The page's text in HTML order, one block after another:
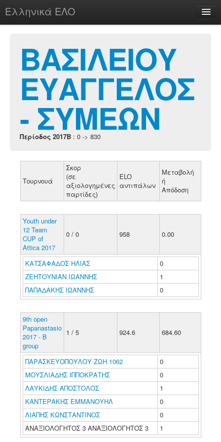
Ελληνικά ΕΛΟ
chesstu.be @ discord
Login
ΒΑΣΙΛΕΙΟΥ
ΕΥΑΓΓΕΛΟΣ
- ΣΥΜΕΩΝ
Περίοδος 2017B : 0 -> 830
Τουρνουά
Σκορ
(σε
αξιολογημένες
παρτίδες)
ELO
αντιπάλων
Μεταβολή
ή
Απόδοση
Youth under
12 Team
CUP of
Attica 2017
0 / 0 958 0.00
ΚΑΤΣΑΦΑΔΟΣ ΗΛΙΑΣ
0
ΖΕΗΤΟΥΝΙΑΝ ΙΩΑΝΝΗΣ
1
ΠΑΠΑΔΑΚΗΣ ΙΩΑΝΝΗΣ
0
9th open
Papanastasio
2017 - B
group
1 / 5 924.6 684.60
ΠΑΡΑΣΚΕΥΟΠΟΥΛΟΥ ΖΩΗ 1062
0
ΜΟΥΣΛΙΑΔΗΣ ΙΠΠΟΚΡΑΤΗΣ
0
ΛΑΥΚΙΔΗΣ ΑΠΟΣΤΟΛΟΣ
1
ΚΑΝΤΕΡΑΚΗΣ ΕΜΜΑΝΟΥΗΛ
0
ΛΙΑΠΗΣ ΚΩΝΣΤΑΝΤΙΝΟΣ
0
ΑΝΑΞΙΟΛΟΓΗΤΟΣ 3 ΑΝΑΞΙΟΛΟΓΗΤΟΣ 3
1